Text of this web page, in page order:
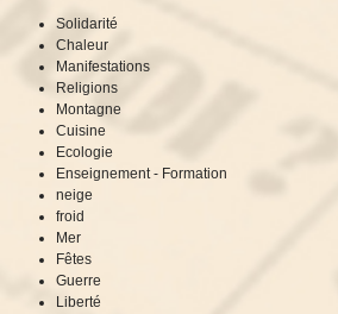
Solidarité
Chaleur
Manifestations
Religions
Montagne
Cuisine
Ecologie
Enseignement - Formation
neige
froid
Mer
Fêtes
Guerre
Liberté